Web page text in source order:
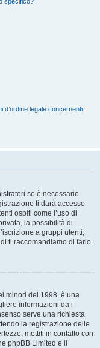
legale concernenti
se è necessario
ti darà accesso
ospiti come l’uso di
la possibilità di
a gruppi utenti,
ti raccomandiamo di farlo.
minori del 1998, è una
informazioni da i
serve una richiesta
la registrazione delle
mettiti in contatto con
phpBB Limited e il